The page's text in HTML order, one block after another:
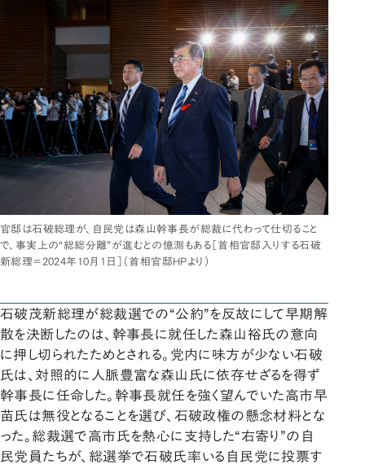
官邸は石破総理が、自民党は森山幹事長が総裁に代わって仕切ること
で、事実上の“総総分離”が進むとの憶測もある［首相官邸入りする石破
新総理＝2024年10月1日］（首相官邸HPより）
石破茂新総理が総裁選での“公約”を反故にして早期解
散を決断したのは、幹事長に就任した森山裕氏の意向
に押し切られたためとされる。党内に味方が少ない石破
氏は、対照的に人脈豊富な森山氏に依存せざるを得ず
幹事長に任命した。幹事長就任を強く望んでいた高市早
苗氏は無役となることを選び、石破政権の懸念材料とな
った。総裁選で高市氏を熱心に支持した“右寄り”の自
民党員たちが、総選挙で石破氏率いる自民党に投票す